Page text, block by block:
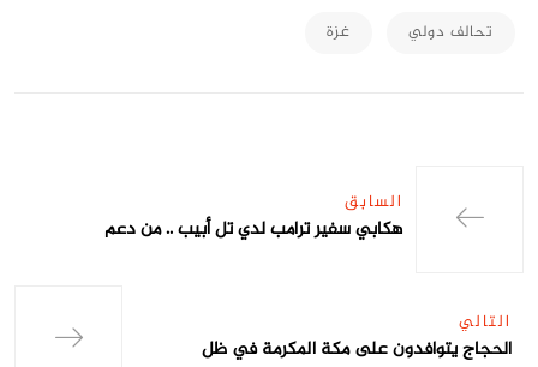
تحالف دولي غزة
السابق
هكابي سفير ترامب لدي تل أبيب .. من دعم
التالي
الحجاج يتوافدون على مكة المكرمة في ظل